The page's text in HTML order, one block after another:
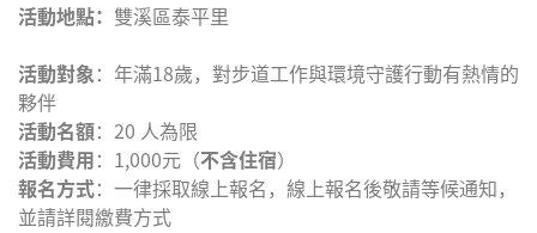
活動地點： 雙溪區泰平里
活動對象：年滿18歲，對步道工作與環境守護行動有熱情的
夥伴
活動名額：20 人為限
活動費用：1,000元（不含住宿）
報名方式：一律採取線上報名，線上報名後敬請等候通知，
並請詳閱繳費方式